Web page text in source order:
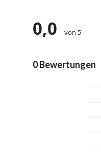
0,0 von 5
0 Bewertungen